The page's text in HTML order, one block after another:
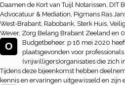
Daamen de Kort van Tuijl Notarissen, DIT
Advocatuur & Mediation, Pigmans Ras
West-Brabant, Rabobank, Sterk Huis,
Wever, Zorg Belang Brabant Zeeland en
Budgetbeheer.
O
p 16 mei 2020
plaatsgevonden voor
(vrijwilligers)organisaties die zich
Tijdens deze bijeenkomst hebben
kennis en ervaringen uitgewisseld en zijn